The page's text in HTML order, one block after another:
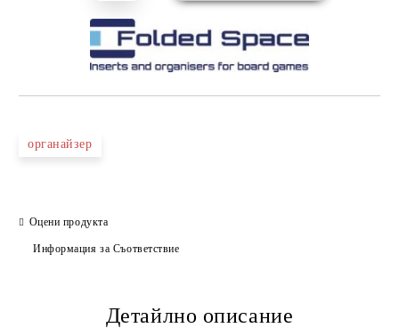
органайзер
Оцени продукта
Информация за Съответствие
Детайлно описание